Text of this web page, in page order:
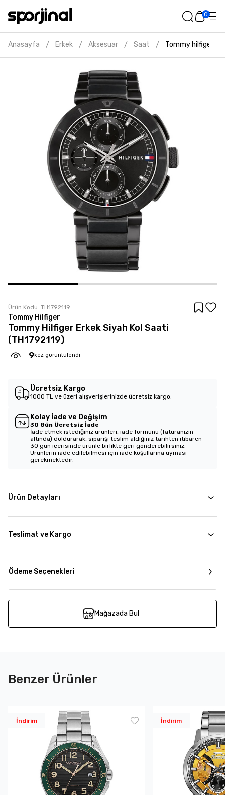
0
Anasayfa / Erkek / Aksesuar / Saat / Tommy hilfiger
Ürün Kodu: TH1792119
Tommy Hilfiger
Tommy Hilfiger Erkek Siyah Kol Saati
(TH1792119)
9kez görüntülendi
Ücretsiz Kargo
1000 TL ve üzeri alışverişlerinizde ücretsiz kargo.
Kolay İade ve Değişim
30 Gün Ücretsiz İade
İade etmek istediğiniz ürünleri, iade formunu (faturanızın
altında) doldurarak, siparişi teslim aldığınız tarihten itibaren
30 gün içerisinde ürünle birlikte geri gönderebilirsiniz.
Ürünlerin iade edilebilmesi için iade koşullarına uyması
gerekmektedir.
Ürün Detayları
Teslimat ve Kargo
Ödeme Seçenekleri
Mağazada Bul
Benzer Ürünler
İndirim İndirim